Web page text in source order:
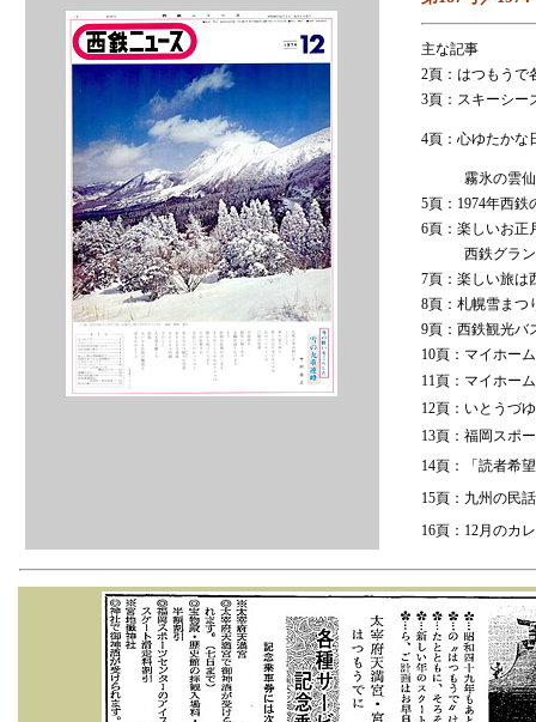
主な記事
2頁：はつもうで
3頁：スキーシー
4頁：心ゆたかな
霧氷の雲仙へ
5頁：1974年西
6頁：楽しいお正
西鉄グランド
7頁：楽しい旅は
8頁：札幌雪まつ
9頁：西鉄観光バ
10頁：マイホー
11頁：マイホー
12頁：いとうづ
13頁：福岡スポ
14頁：「読者希
15頁：九州の民
16頁：12月のカ